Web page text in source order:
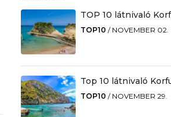
TOP 10 látnivaló
TOP10 / NOVEMBER 02.
Top 10 látnivaló
TOP10 / NOVEMBER 29.